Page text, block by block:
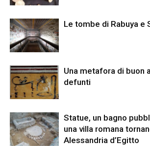
Le tombe di Rabuya e
Una metafora di buon
defunti
Statue, un bagno
una villa romana
Alessandria d’Egitto